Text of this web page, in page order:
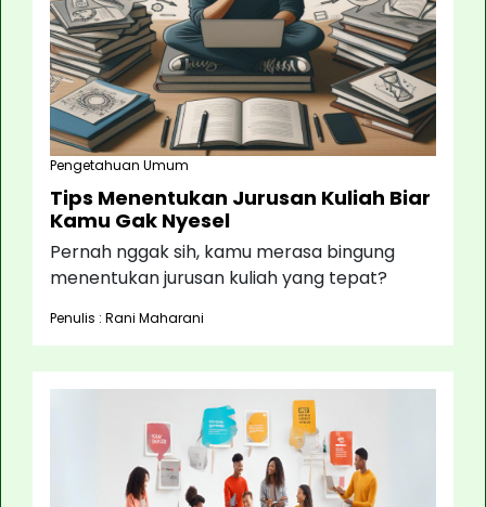
Pengetahuan Umum
Tips Menentukan Jurusan Kuliah Biar
Kamu Gak Nyesel
Pernah nggak sih, kamu merasa bingung
menentukan jurusan kuliah yang tepat?
Penulis : Rani Maharani